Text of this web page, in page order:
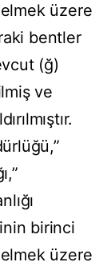
üzere
bentler
(ğ)
ve
birinci
üzere